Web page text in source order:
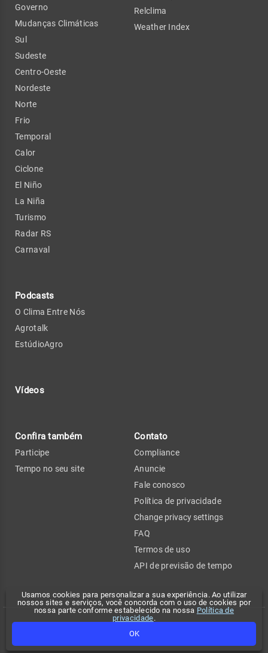
Usamos cookies para personalizar a sua experiência. Ao utilizar
nossos sites e serviços, você concorda com o uso de cookies por
nossa parte conforme estabelecido na nossa Política de
privacidade.
OK
Governo
Mudanças Climáticas
Sul
Sudeste
Centro-Oeste
Nordeste
Norte
Frio
Temporal
Calor
Ciclone
El Niño
La Niña
Turismo
Radar RS
Carnaval
Podcasts
O Clima Entre Nós
Agrotalk
EstúdioAgro
Vídeos
Relclima
Weather Index
Confira também
Participe
Tempo no seu site
Contato
Compliance
Anuncie
Fale conosco
Política de privacidade
Change privacy settings
FAQ
Termos de uso
API de previsão de tempo
Copyright 2026 - Climatempo. Todos os direitos reservados.